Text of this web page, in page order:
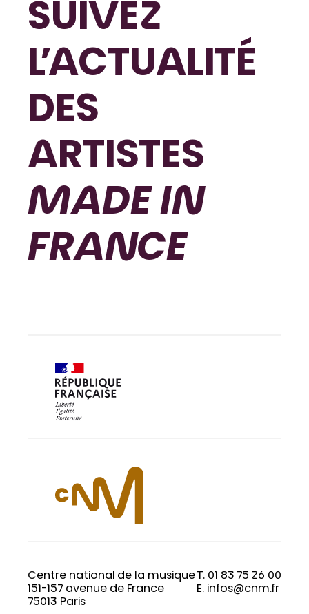
SUIVEZ
L’ACTUALITÉ
DES
ARTISTES
MADE IN
FRANCE
Centre national de la musique
151-157 avenue de France
75013 Paris
T. 01 83 75 26 00
E. infos@cnm.fr